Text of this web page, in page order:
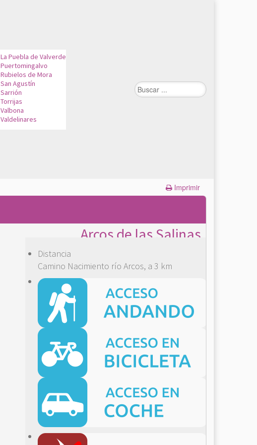
La Puebla de Valverde
Puertomingalvo
Rubielos de Mora
San Agustín
Sarrión
Torrijas
Valbona
Valdelinares
Imprimir
Arcos de las Salinas
Distancia
Camino Nacimiento río Arcos, a 3 km